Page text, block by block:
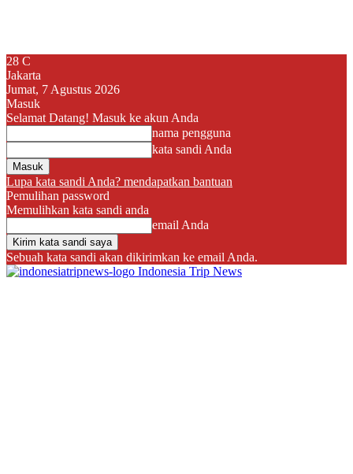
28 C
Jakarta
Jumat, 7 Agustus 2026
Masuk
Selamat Datang! Masuk ke akun Anda
nama pengguna
kata sandi Anda
Lupa kata sandi Anda? mendapatkan bantuan
Pemulihan password
Memulihkan kata sandi anda
email Anda
Sebuah kata sandi akan dikirimkan ke email Anda.
Indonesia Trip News